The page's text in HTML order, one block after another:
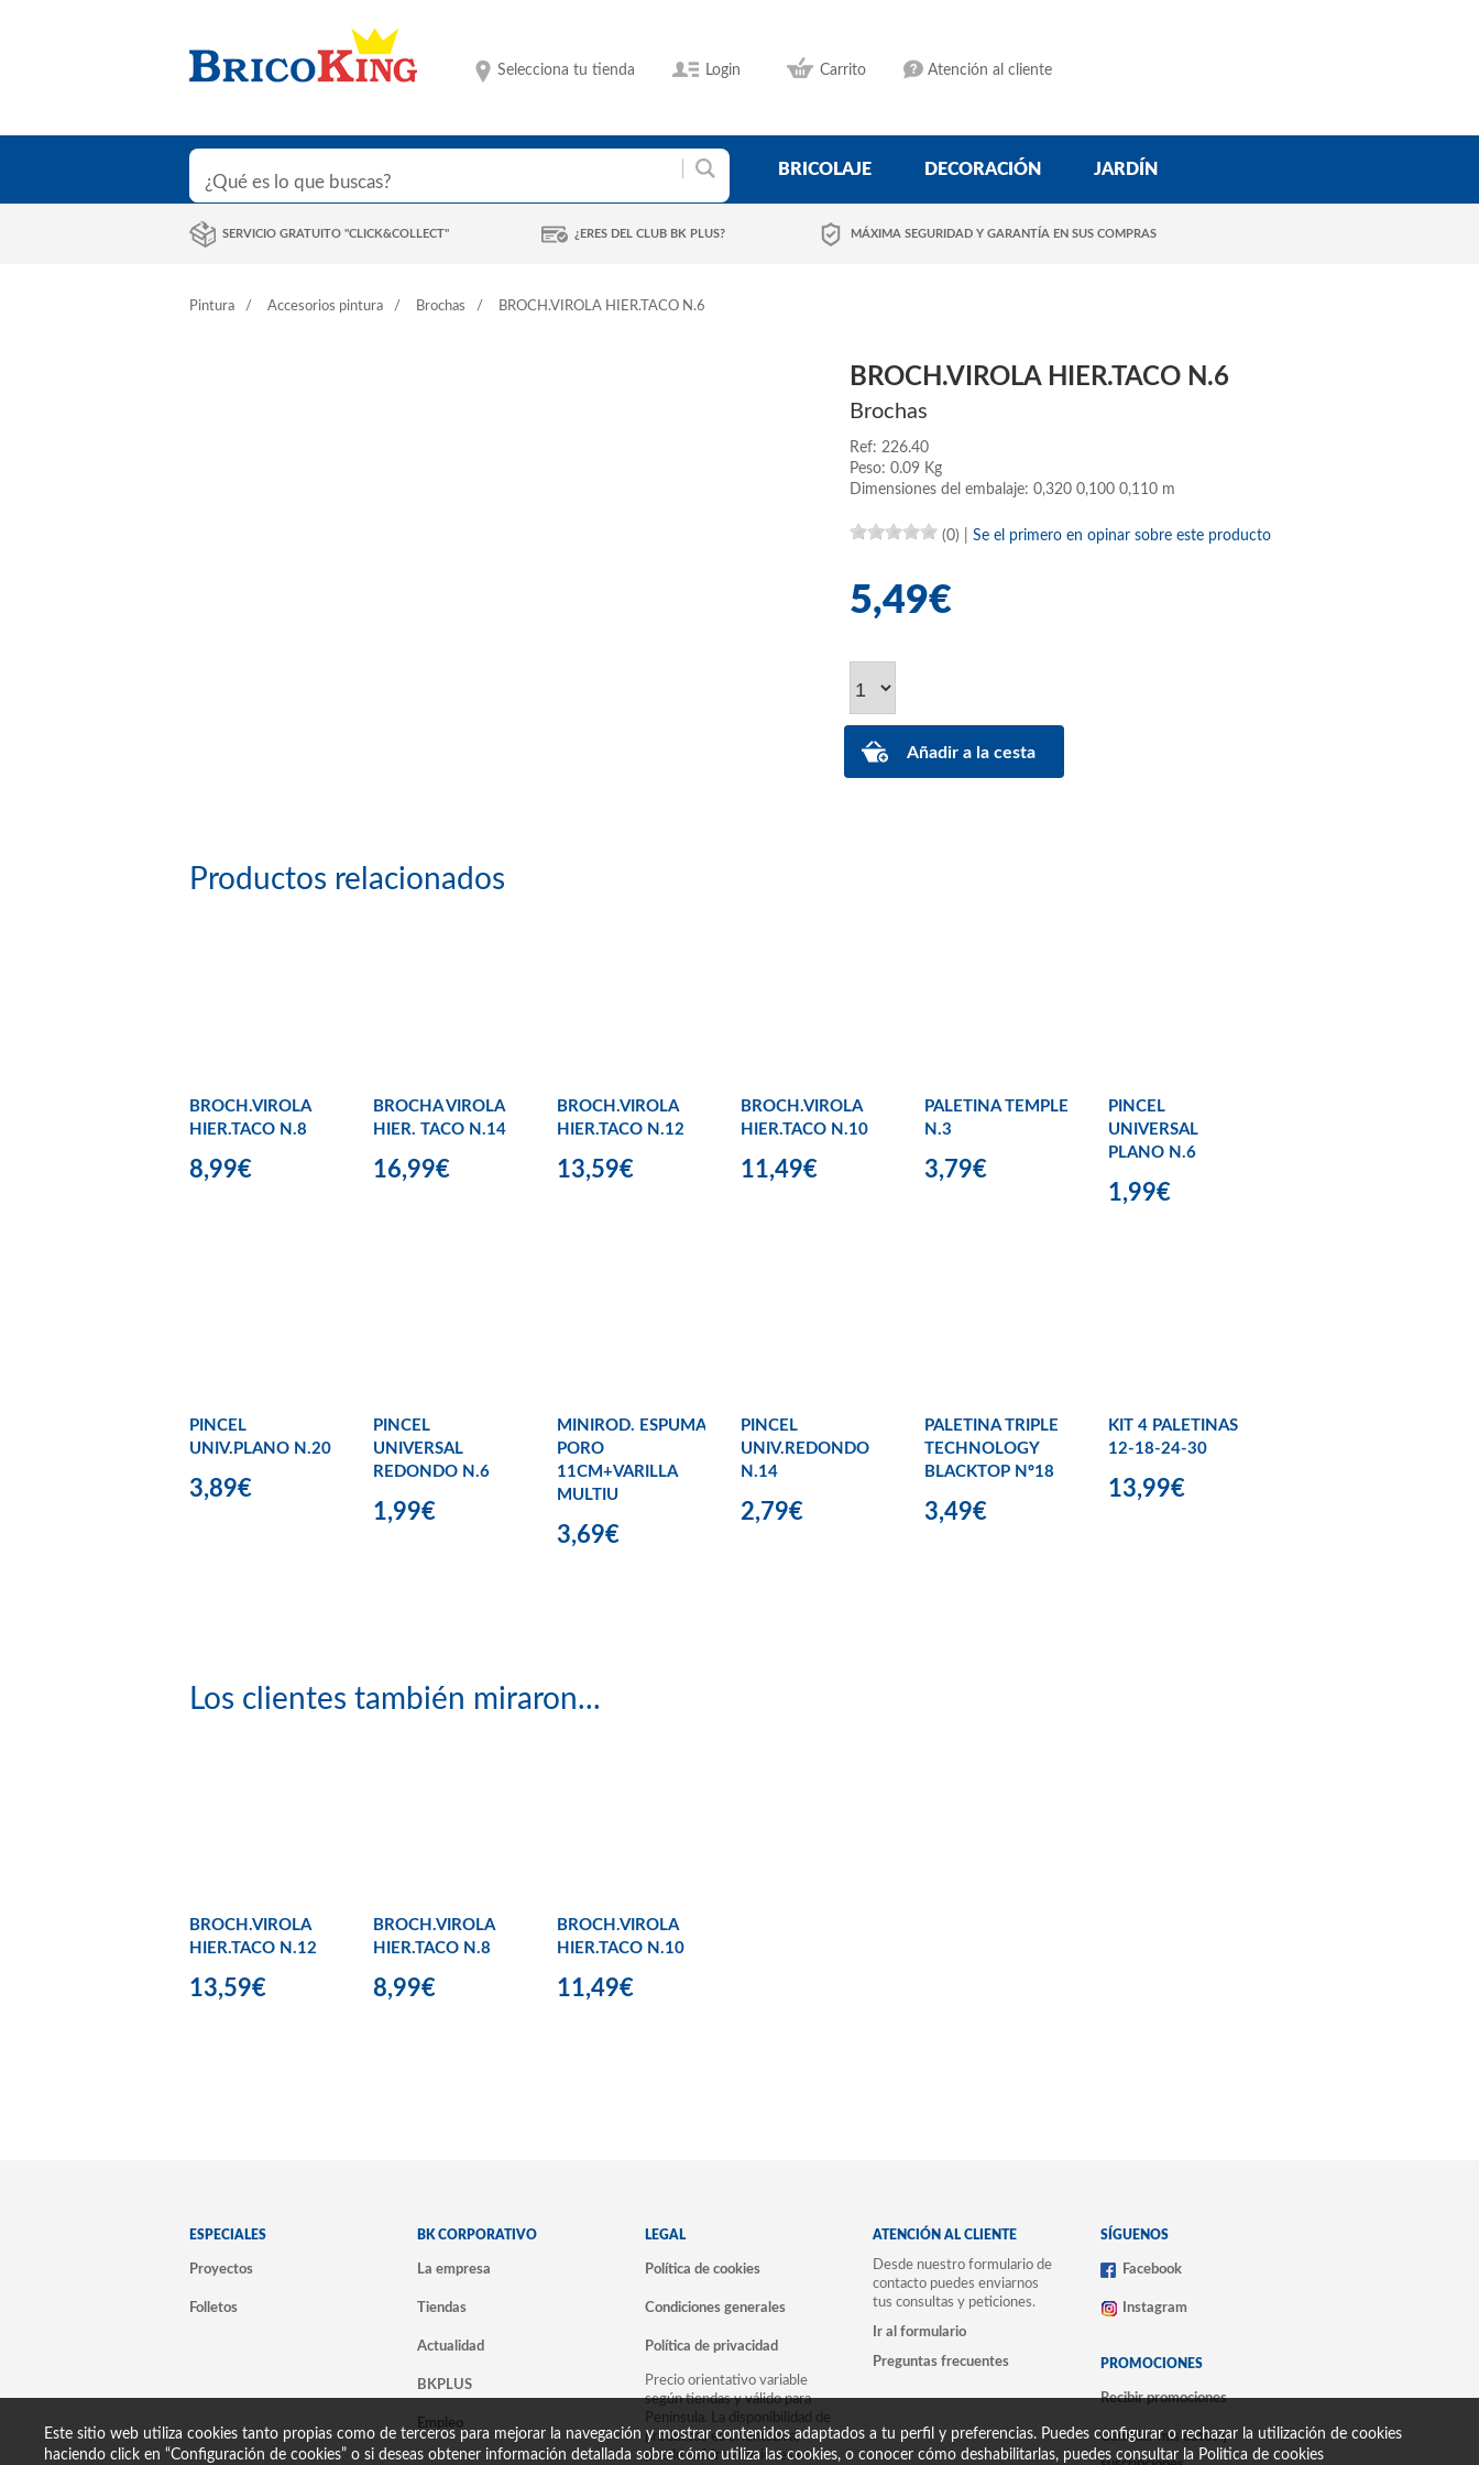
Selecciona tu tienda Login Carrito Atención al cliente
BRICOLAJE DECORACIÓN JARDÍN
SERVICIO GRATUITO "CLICK&COLLECT" ¿ERES DEL CLUB BK PLUS? MÁXIMA SEGURIDAD Y GARANTÍA EN SUS COMPRAS
Pintura Accesorios pintura Brochas BROCH.VIROLA HIER.TACO N.6
BROCH.VIROLA HIER.TACO N.6
Brochas
Ref: 226.40
Peso: 0.09 Kg
Dimensiones del embalaje: 0,320 0,100 0,110 m
(0) Se el primero en opinar sobre este producto
5,49€
Productos relacionados
BROCH.VIROLA
HIER.TACO N.8
8,99€
BROCHA VIROLA
HIER. TACO N.14
16,99€
BROCH.VIROLA
HIER.TACO N.12
13,59€
BROCH.VIROLA
HIER.TACO N.10
11,49€
PALETINA TEMPLE
N.3
3,79€
PINCEL
UNIVERSAL
PLANO N.6
1,99€
PINCEL
UNIV.PLANO N.20
3,89€
PINCEL
UNIVERSAL
REDONDO N.6
1,99€
MINIROD. ESPUMA
PORO
11CM+VARILLA
MULTIU
3,69€
PINCEL
UNIV.REDONDO
N.14
2,79€
PALETINA TRIPLE
TECHNOLOGY
BLACKTOP Nº18
3,49€
KIT 4 PALETINAS
12-18-24-30
13,99€
Los clientes también miraron...
BROCH.VIROLA
HIER.TACO N.12
13,59€
BROCH.VIROLA
HIER.TACO N.8
8,99€
BROCH.VIROLA
HIER.TACO N.10
11,49€
ESPECIALES
Proyectos
Folletos
BK CORPORATIVO
La empresa
Tiendas
Actualidad
BKPLUS
Empleo
LEGAL
Política de cookies
Condiciones generales
Política de privacidad
Precio orientativo variable
según tiendas y válido para
Península. La disponibilidad de
productos es orientativa,
puede sufrir variaciones en
ATENCIÓN AL CLIENTE
Desde nuestro formulario de
contacto puedes enviarnos
tus consultas y peticiones.
Ir al formulario
Preguntas frecuentes
SÍGUENOS
Facebook
Instagram
PROMOCIONES
Recibir promociones
Cambiar mis datos y
Este sitio web utiliza cookies tanto propias como de terceros para mejorar la navegación y mostrar contenidos adaptados a tu perfil y preferencias. Puedes configurar o rechazar la utilización de cookies
haciendo click en “Configuración de cookies” o si deseas obtener información detallada sobre cómo utiliza las cookies, o conocer cómo deshabilitarlas, puedes consultar la Politica de cookies